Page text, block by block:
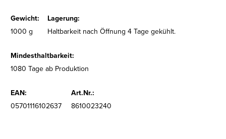
Gewicht: Lagerung:
1000 g Haltbarkeit nach Öffnung 4 Tage gekühlt.
Mindesthaltbarkeit:
1080 Tage ab Produktion
EAN: Art.Nr.:
05701116102637 8610023240